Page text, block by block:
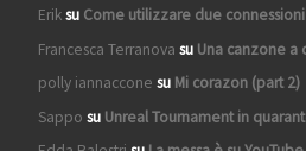
Eriksu Come utilizzare due
Francesca Terranova su Una canzone a
polly iannaccone su Mi corazon (part 2)
Sappo su Unreal Tournament in